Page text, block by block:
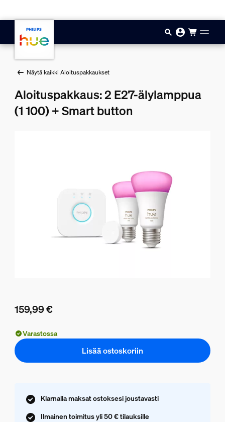
Näytä kaikki Aloituspakkaukset
Aloituspakkaus: 2 E27-älylamppua
(1 100) + Smart button
159,99 €
Varastossa
Lisää ostoskoriin
Klarnalla maksat ostoksesi joustavasti
Ilmainen toimitus yli 50 € tilauksille